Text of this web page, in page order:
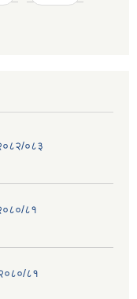
२०८२/०८३
२०८०/८१
२०८०/८१